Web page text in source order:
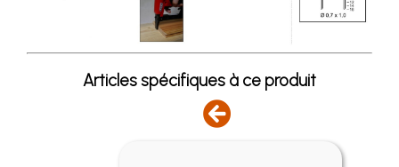
Articles spécifiques à ce produit